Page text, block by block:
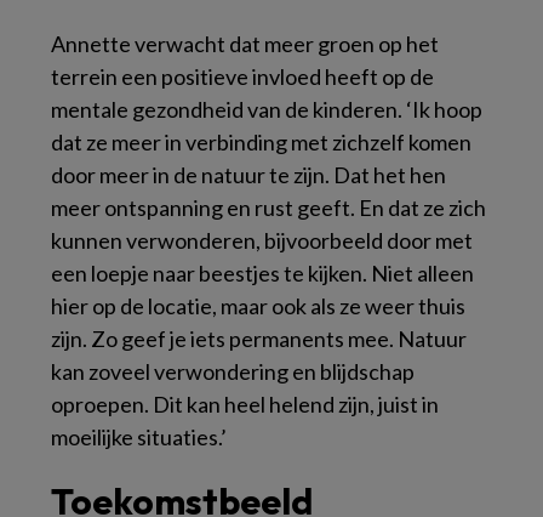
Annette verwacht dat meer groen op het
terrein een positieve invloed heeft op de
mentale gezondheid van de kinderen. ‘Ik hoop
dat ze meer in verbinding met zichzelf komen
door meer in de natuur te zijn. Dat het hen
meer ontspanning en rust geeft. En dat ze zich
kunnen verwonderen, bijvoorbeeld door met
een loepje naar beestjes te kijken. Niet alleen
hier op de locatie, maar ook als ze weer thuis
zijn. Zo geef je iets permanents mee. Natuur
kan zoveel verwondering en blijdschap
oproepen. Dit kan heel helend zijn, juist in
moeilijke situaties.’
Toekomstbeeld